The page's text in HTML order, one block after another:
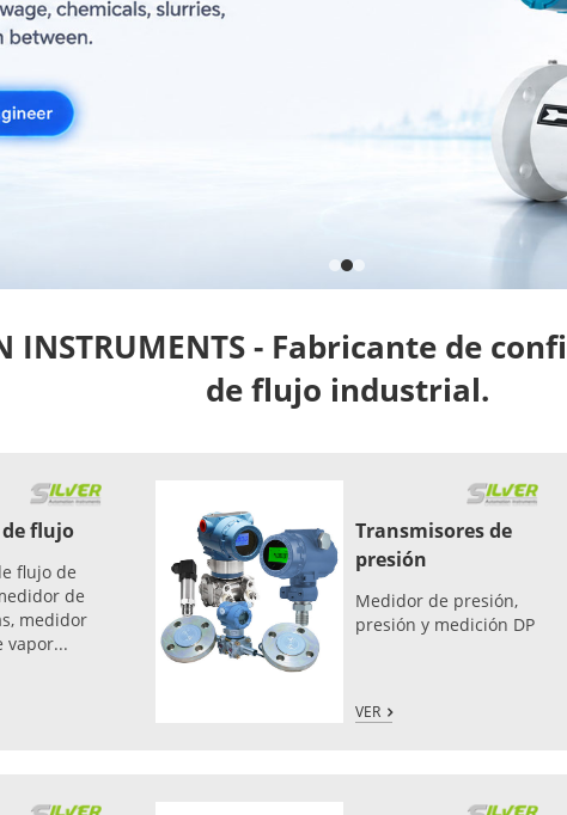
INSTRUMENTS - Fabricante de
de flujo industrial.
flujo
flujo de
de
medidor
vapor...
Transmisores de
presión
Medidor de presión,
presión y medición DP
VER